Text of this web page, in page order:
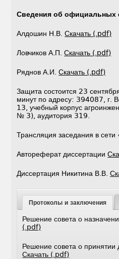
Сведения об официальных
Алдошин Н.В.Скачать (.pdf)
Ловчиков А.П.Скачать (.pdf)
Ряднов А.И.Скачать (.pdf)
Защита состоится 23
минут по адресу: 394087, г.
13, учебный корпус
№ 3), аудитория 319.
Трансляция заседания в
Автореферат диссертации
Диссертация Никитина В.В.
Протоколы и заключения
Решение совета о
(.pdf)
Решение совета о принятии
Скачать (.pdf)